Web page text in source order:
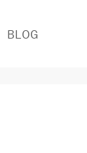
BLOG